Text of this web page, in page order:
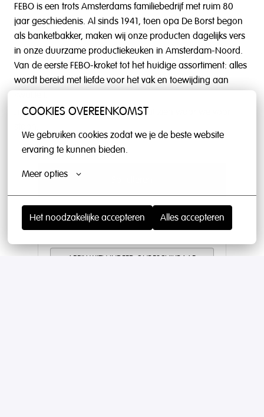
COOKIES OVEREENKOMST
We gebruiken cookies zodat we je de beste website
ervaring te kunnen bieden.
Meer opties
Het noodzakelijke accepteren Alles accepteren
FEBO is een trots Amsterdams familiebedrijf met ruim 80
jaar geschiedenis. Al sinds 1941, toen opa De Borst begon
als banketbakker, maken wij onze producten dagelijks vers
in onze duurzame productiekeuken in Amsterdam-Noord.
Van de eerste FEBO-kroket tot het huidige assortiment: alles
wordt bereid met liefde voor het vak en toewijding aan
Jij bent het gezicht van FEBO en laat zien waar we voor
of
APPLY WITH INDEED ONBESCHIKBAAR